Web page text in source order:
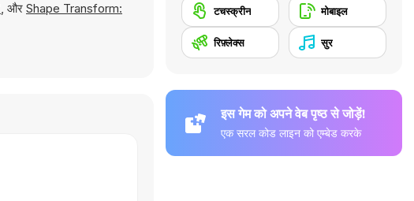
, और Shape Transform:
टचस्क्रीन मोबाइल
रिफ़्लेक्स सुर
इस गेम को अपने वेब पृष्ठ से जोड़ें!
एक सरल कोड लाइन को एम्बेड करके